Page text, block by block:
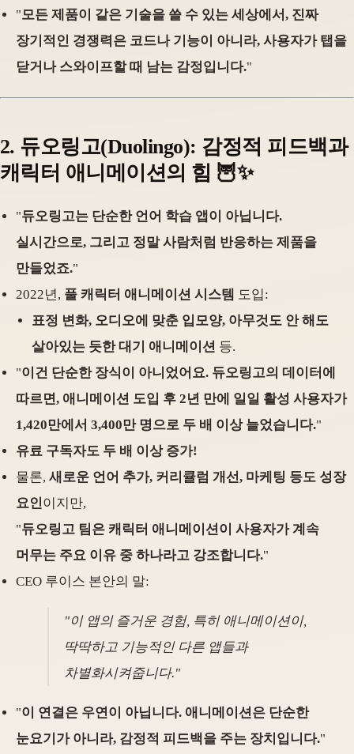
"모든 제품이 같은 기술을 쓸 수 있는 세상에서, 진짜
장기적인 경쟁력은 코드나 기능이 아니라, 사용자가 탭을
닫거나 스와이프할 때 남는 감정입니다."
2. 듀오링고(Duolingo): 감정적 피드백과
캐릭터 애니메이션의 힘 🦉✨
"듀오링고는 단순한 언어 학습 앱이 아닙니다.
실시간으로, 그리고 정말 사람처럼 반응하는 제품을
만들었죠."
2022년, 풀 캐릭터 애니메이션 시스템 도입:
표정 변화, 오디오에 맞춘 입모양, 아무것도 안 해도
살아있는 듯한 대기 애니메이션 등.
"이건 단순한 장식이 아니었어요. 듀오링고의 데이터에
따르면, 애니메이션 도입 후 2년 만에 일일 활성 사용자가
1,420만에서 3,400만 명으로 두 배 이상 늘었습니다."
유료 구독자도 두 배 이상 증가!
물론, 새로운 언어 추가, 커리큘럼 개선, 마케팅 등도 성장
요인이지만,
"듀오링고 팀은 캐릭터 애니메이션이 사용자가 계속
머무는 주요 이유 중 하나라고 강조합니다."
CEO 루이스 본안의 말:
"이 앱의 즐거운 경험, 특히 애니메이션이,
딱딱하고 기능적인 다른 앱들과
차별화시켜줍니다."
"이 연결은 우연이 아닙니다. 애니메이션은 단순한
눈요기가 아니라, 감정적 피드백을 주는 장치입니다."